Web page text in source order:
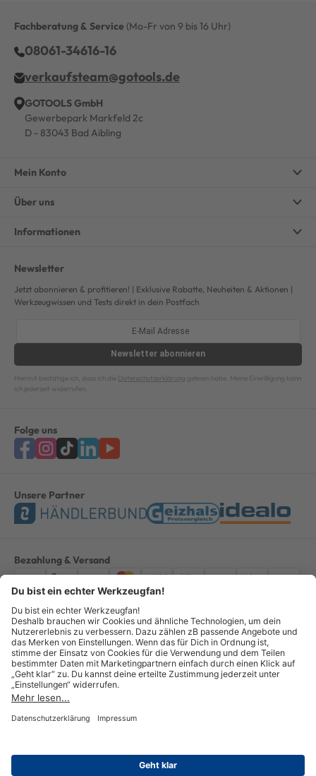
Fachberatung & Service (Mo-Fr von 9 bis 16 Uhr)
08061-34616-16
verkaufsteam@gotools.de
GOTOOLS GmbH
Gewerbepark Markfeld 2c
D - 83043 Bad Aibling
Mein Konto
Über uns
Informationen
Newsletter
Jetzt abonnieren & profitieren! | Exklusive Rabatte, Neuheiten & Aktionen |
Werkzeugwissen und Tests direkt in dein Postfach
Newsletter abonnieren
Hiermit bestätige ich, dass ich die Datenschutzerklärung gelesen habe. Meine Einwilligung kann
ich jederzeit widerrufen.
Folge uns
Unsere Partner
Bezahlung & Versand
ImpressumAGBDatenschutzWiderruf Vertrag widerrufen
Alle Preise verstehen sich inkl. ges. MwSt. *Kostenloser Versand innerhalb
Deutschlands, bei Bestellungen ab 100,00 Euro.
© Copyright 2026 GOTOOLS GmbH - Alle Rechte vorbehalten. powered by
createyourtemplate